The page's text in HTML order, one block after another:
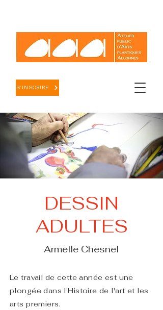
S'INSCRIRE
DESSIN
ADULTES
Armelle Chesnel
Le travail de cette année est une
plongée dans l'Histoire de l'art et les
arts premiers.